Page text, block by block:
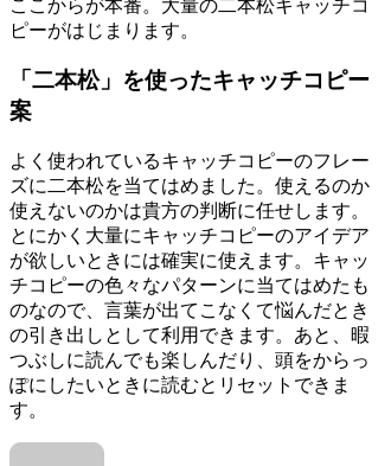
ここからが本番。大量の二本松キャッチコ
ピーがはじまります。
「二本松」を使ったキャッチコピー
案
よく使われているキャッチコピーのフレー
ズに二本松を当てはめました。使えるのか
使えないのかは貴方の判断に任せします。
とにかく大量にキャッチコピーのアイデア
が欲しいときには確実に使えます。キャッ
チコピーの色々なパターンに当てはめたも
のなので、言葉が出てこなくて悩んだとき
の引き出しとして利用できます。あと、暇
つぶしに読んでも楽しんだり、頭をからっ
ぽにしたいときに読むとリセットできま
す。